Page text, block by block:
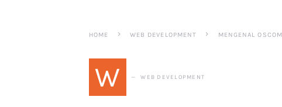
HOME WEB DEVELOPMENT MENGENAL
W WEB DEVELOPMENT